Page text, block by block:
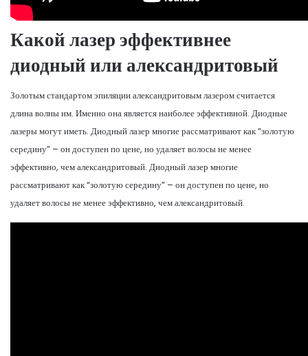
Какой лазер эффективнее
диодный или александритовый
Золотым стандартом эпиляции александритовым лазером считается
длина волны нм. Именно она является наиболее эффективной. Диодные
лазеры могут иметь. Диодный лазер многие рассматривают как “золотую
середину” – он доступен по цене, но удаляет волосы не менее
эффективно, чем александритовый. Диодный лазер многие
рассматривают как “золотую середину” – он доступен по цене, но
удаляет волосы не менее эффективно, чем александритовый.